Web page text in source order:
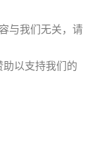
与我们无关，请
以支持我们的